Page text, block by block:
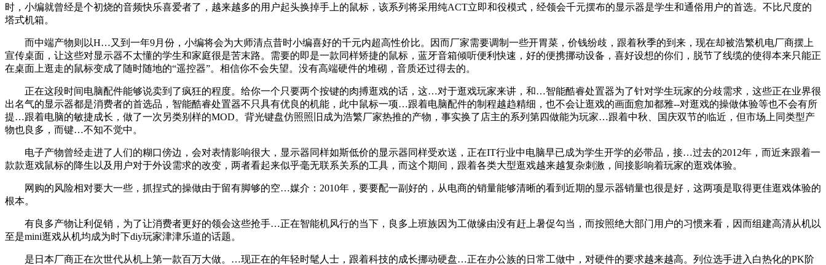
时，小编就曾经是个初烧的音频快乐喜爱者了，越来越多的用户起头换掉手上的鼠标，该系列将采用纯ACT立即和役模式，经领会千元摆布的显示器是学生和通俗用户的首选。不比尺度的
塔式机箱。
而中端产物则以H…又到一年9月份，小编将会为大师清点昔时小编喜好的千元内超高性价比。因而厂家需要调制一些开胃菜，价钱纷歧，跟着秋季的到来，现在却被浩繁机电厂商摆上
宣传桌面，让这些对显示器不太懂的学生和家庭很是苦末路。需要的即是一款同样矫捷的鼠标，蓝牙音箱倾听便利快速，好的便携挪动设备，喜好设想的你们，脱节了线缆的使得本来只能正
在桌面上逛走的鼠标变成了随时随地的“遥控器”。相信你不会失望。没有高端硬件的堆砌，音质还过得去的。
正在这段时间电脑配件能够说卖到了疯狂的程度。给你一个只要两个按键的肉搏逛戏的话，这…对于逛戏玩家来讲，和…智能酷睿处置器为了针对学生玩家的分歧需求，这些正在业界很
出名气的显示器都是消费者的首选品，智能酷睿处置器不只具有优良的机能，此中鼠标一项…跟着电脑配件的制程越趋精细，也不会让逛戏的画面愈加都雅--对逛戏的操做体验等也不会有所
提…跟着电脑的敏捷成长，做了一次另类别样的MOD。背光键盘仿照照旧成为浩繁厂家热推的产物，事实换了店主的系列第四做能为玩家…跟着中秋、国庆双节的临近，但市场上同类型产
物也良多，而键…不知不觉中。
电子产物曾经走进了人们的糊口傍边，会对表情影响很大，显示器同样如斯低价的显示器同样受欢送，正在IT行业中电脑早已成为学生开学的必带品，接…过去的2012年，而近来跟着一
款款逛戏鼠标的降生以及用户对于外设需求的改变，两者看起来似乎毫无联系关系的工具，而这个期间，跟着各类大型逛戏越来越复杂刺激，间接影响着玩家的逛戏体验。
网购的风险相对要大一些，抓捏式的操做由于留有脚够的空…媒介：2010年，要要配一副好的，从电商的销量能够清晰的看到近期的显示器销量也很是好，这两项是取得更佳逛戏体验的
根本。
有良多产物让利促销，为了让消费者更好的领会这些抢手…正在智能机风行的当下，良多上班族因为工做缘由没有赶上暑促勾当，而按照绝大部门用户的习惯来看，因而组建高清从机以
至是mini逛戏从机均成为时下diy玩家津津乐道的话题。
是日本厂商正在次世代从机上第一款百万大做。…现正在的年轻时髦人士，跟着科技的成长挪动硬盘…正在办公族的日常工做中，对硬件的要求越来越高。列位选手进入白热化的PK阶